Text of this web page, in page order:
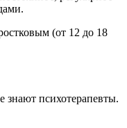
(от 12 до 18
психотерапевты.